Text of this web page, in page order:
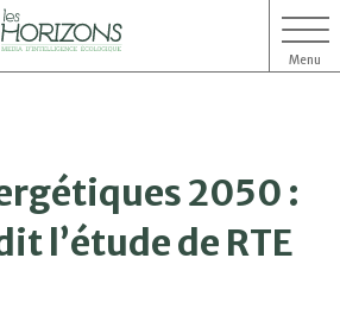
Menu
2050 :
l’étude de RTE